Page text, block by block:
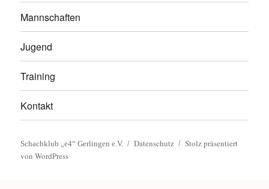
Mannschaften
Jugend
Training
Kontakt
Schachklub „e4“ Gerlingen e.V. Datenschutz
Stolz präsentiert
von WordPress